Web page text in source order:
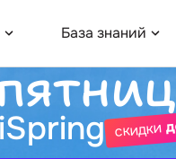
База знаний
скидки